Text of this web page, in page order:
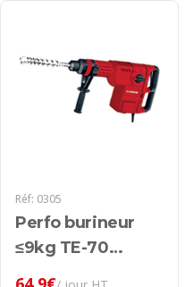
Réf: 0305
Perfo burineur
≤9kg TE-70